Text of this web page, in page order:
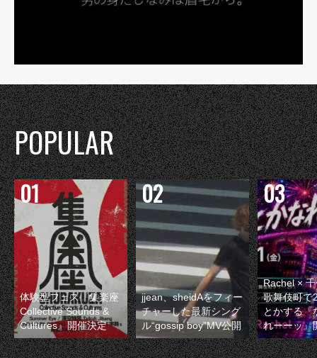
POPULAR
体験型フェス『集楽座
Collective Sounds &
Cultures』開催決定
jjean、sheidAをフィー
チャーした最新シング
ル“gossip boy”MV公開
Rachel ×
歌舞伎町で
とかする『
れーーッ』